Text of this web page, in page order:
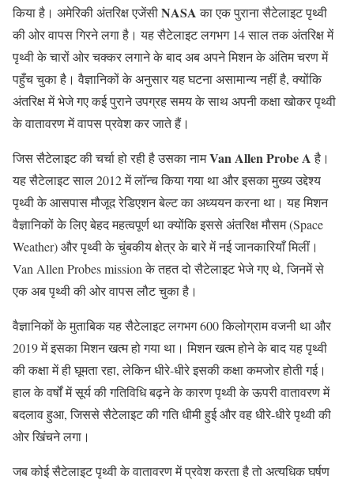
कियाहै। अमेरिकीअंतरिक्षएजेंसीNASA काएकपुरानासैटेलाइटपृथ्वी
कीओरवापसगिरनेलगाहै।यहसैटेलाइटलगभग 14सालतकअंतरिक्षमें
पृथ्वीकेचारोंओरचक्करलगानेकेबादअबअपनेमिशनकेअंतिमचरणमें
पहुँचचुकाहै।वैज्ञानिकोंकेअनुसारयहघटनाअसामान्यनहींहै,क्योंकि
अंतरिक्षमेंभेजेगएकईपुरानेउपग्रहसमयकेसाथअपनीकक्षाखोकरपृथ्वी
केवातावरणमेंवापसप्रवेशकरजातेहैं।
जिससैटेलाइटकीचर्चाहोरहीहैउसकानामVan Allen Probe A है।
यहसैटेलाइटसाल2012मेंलॉन्चकियागयाथाऔरइसकामुख्यउद्देश्य
पृथ्वीकेआसपासमौजूदरेडिएशनबेल्टकाअध्ययनकरनाथा।यहमिशन
वैज्ञानिकोंकेलिएबेहदमहत्वपूर्णथाक्योंकिइससेअंतरिक्षमौसम (Space
Weather)औरपृथ्वीकेचुंबकीयक्षेत्रकेबारेमेंनईजानकारियाँमिलीं।
Van Allen Probes mission केतहतदोसैटेलाइटभेजेगएथे,जिनमेंसे
एकअबपृथ्वीकीओरवापसलौटचुकाहै।
वैज्ञानिकोंकेमुताबिकयहसैटेलाइटलगभग600किलोग्रामवजनीथाऔर
2019मेंइसकामिशनखत्महोगयाथा।मिशनखत्महोनेकेबादयहपृथ्वी
कीकक्षामेंहीघूमतारहा,लेकिनधीरे-धीरेइसकीकक्षाकमजोरहोतीगई।
हालकेवर्षोंमेंसूर्यकीगतिविधिबढ़नेकेकारणपृथ्वीकेऊपरीवातावरणमें
बदलावहुआ,जिससेसैटेलाइटकीगतिधीमीहुईऔरवहधीरे-धीरेपृथ्वीकी
ओरखिंचनेलगा।
जबकोईसैटेलाइटपृथ्वीकेवातावरणमेंप्रवेशकरताहैतोअत्यधिकघर्षण